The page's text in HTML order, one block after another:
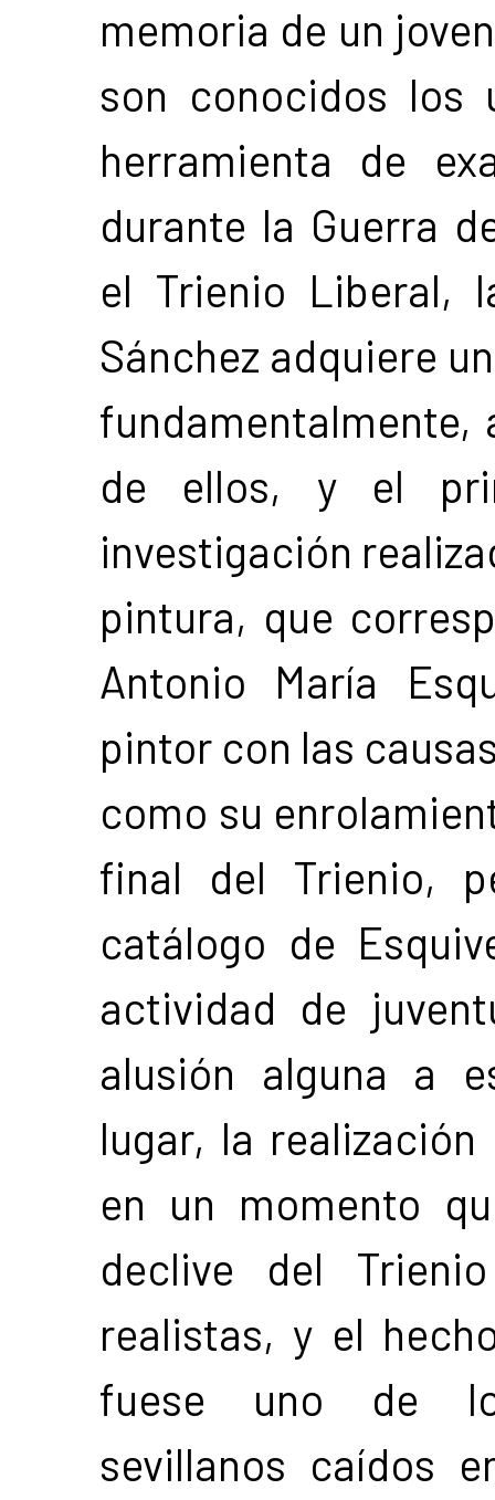
memoria de un
son conocidos los
herramienta de
durante la Guerra
el Trienio Liberal,
Sánchez adquiere
de ellos, y el
investigación
pintura, que
Antonio María
pintor con las
como su
final del Trienio,
catálogo de
actividad de
alusión alguna a
lugar, la
en un momento
declive del
realistas, y el
fuese uno de
sevillanos caídos